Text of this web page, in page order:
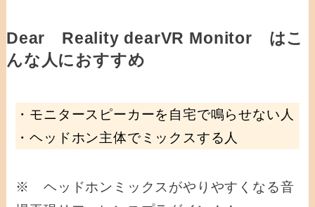
Dear Reality dearVR Monitor はこ
んな人におすすめ
・モニタースピーカーを自宅で鳴らせない人
・ヘッドホン主体でミックスする人
※ ヘッドホンミックスがやりやすくなる音